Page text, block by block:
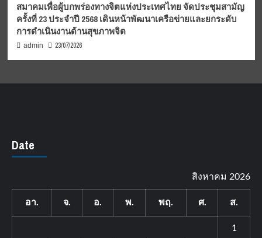
สมาคมเพื่อผู้บกพร่องทางจิตแห่งประเทศไทย จัดประชุมสามัญ
ครั้งที่ 23 ประจำปี 2568 เดินหน้าพัฒนาเครือข่ายและยกระดับ
การดำเนินงานด้านสุขภาพจิต
admin 23/07/2026
Date
สิงหาคม 2026
อา. จ. อ. พ. พฤ. ศ. ส.
1